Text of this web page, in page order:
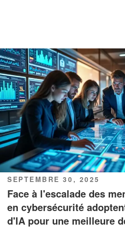
PUBLIÉ
LE
SEPTEMBRE 30, 2025
Face à l'escalade des
en cybersécurité
d'IA pour une meilleure